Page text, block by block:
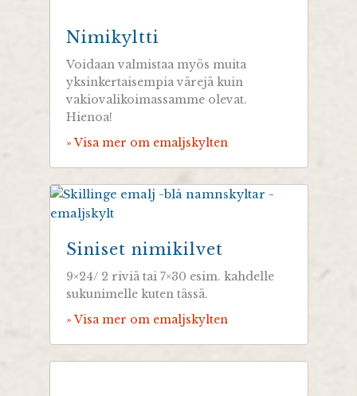
Nimikyltti
Voidaan valmistaa myös muita
yksinkertaisempia värejä kuin
vakiovalikoimassamme olevat.
Hienoa!
» Visa mer om emaljskylten
Siniset nimikilvet
9×24/ 2 riviä tai 7×30 esim. kahdelle
sukunimelle kuten tässä.
» Visa mer om emaljskylten